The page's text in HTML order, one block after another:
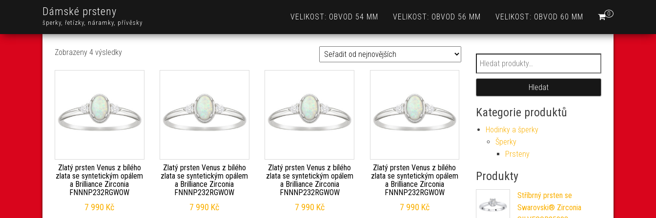
Dámské prsteny
šperky, řetízky, náramky, přívěsky
0
VELIKOST: OBVOD 54 MM VELIKOST: OBVOD 56 MM VELIKOST: OBVOD 60 MM
Zobrazeny 4 výsledkySeřazeno od nejnovějších
Zlatý prsten Venus z bílého
zlata se syntetickým opálem
a Brilliance Zirconia
FNNNP232RGWOW
7 990 Kč
Zlatý prsten Venus z bílého
zlata se syntetickým opálem
a Brilliance Zirconia
FNNNP232RGWOW
7 990 Kč
Zlatý prsten Venus z bílého
zlata se syntetickým opálem
a Brilliance Zirconia
FNNNP232RGWOW
7 990 Kč
Zlatý prsten Venus z bílého
zlata se syntetickým opálem
a Brilliance Zirconia
FNNNP232RGWOW
7 990 Kč
Hledat:
Hledat
Kategorie produktů
Hodinky a šperky
Šperky
Prsteny
Produkty
Stříbrný prsten se
Swarovski® Zirconia